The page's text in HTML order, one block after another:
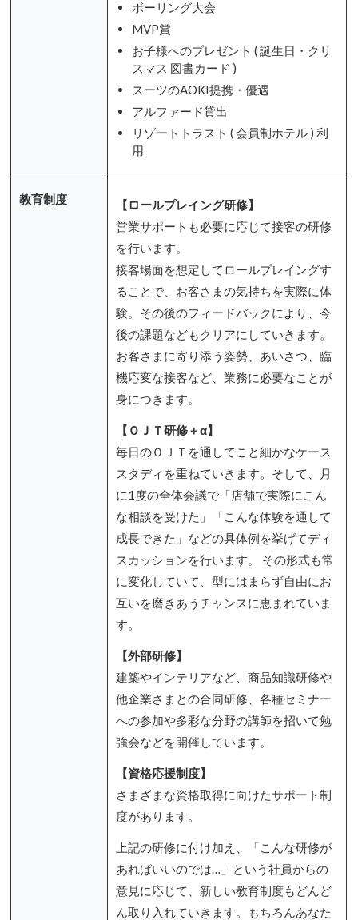
ボーリング大会
MVP賞
お子様へのプレゼント ( 誕生日・クリ
スマス 図書カード )
スーツのAOKI提携・優遇
アルファード貸出
リゾートトラスト ( 会員制ホテル ) 利
用
教育制度
【ロールプレイング研修】
営業サポートも必要に応じて接客の研修
を行います。
接客場面を想定してロールプレイングす
ることで、お客さまの気持ちを実際に体
験。その後のフィードバックにより、今
後の課題などもクリアにしていきます。
お客さまに寄り添う姿勢、あいさつ、臨
機応変な接客など、業務に必要なことが
身につきます。
【ＯＪＴ研修＋α】
毎日のＯＪＴを通してこと細かなケース
スタディを重ねていきます。そして、月
に1度の全体会議で「店舗で実際にこん
な相談を受けた」「こんな体験を通して
成長できた」などの具体例を挙げてディ
スカッションを行います。 その形式も常
に変化していて、型にはまらず自由にお
互いを磨きあうチャンスに恵まれていま
す。
【外部研修】
建築やインテリアなど、商品知識研修や
他企業さまとの合同研修、各種セミナー
への参加や多彩な分野の講師を招いて勉
強会などを開催しています。
【資格応援制度】
さまざまな資格取得に向けたサポート制
度があります。
上記の研修に付け加え、「こんな研修が
あればいいのでは…」という社員からの
意見に応じて、新しい教育制度もどんど
ん取り入れていきます。もちろんあなた